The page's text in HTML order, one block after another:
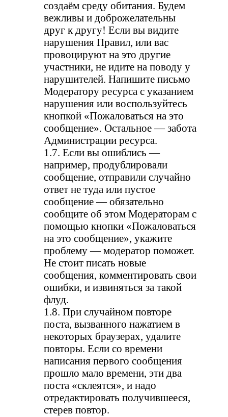
создаём среду обитания. Будем
вежливы и доброжелательны
друг к другу! Если вы видите
нарушения Правил, или вас
провоцируют на это другие
участники, не идите на поводу у
нарушителей. Напишите письмо
Модератору ресурса с указанием
нарушения или воспользуйтесь
кнопкой «Пожаловаться на это
сообщение». Остальное — забота
Администрации ресурса.
1.7. Если вы ошиблись —
например, продублировали
сообщение, отправили случайно
ответ не туда или пустое
сообщение — обязательно
сообщите об этом Модераторам с
помощью кнопки «Пожаловаться
на это сообщение», укажите
проблему — модератор поможет.
Не стоит писать новые
сообщения, комментировать свои
ошибки, и извиняться за такой
флуд.
1.8. При случайном повторе
поста, вызванного нажатием в
некоторых браузерах, удалите
повторы. Если со времени
написания первого сообщения
прошло мало времени, эти два
поста «склеятся», и надо
отредактировать получившееся,
стерев повтор.